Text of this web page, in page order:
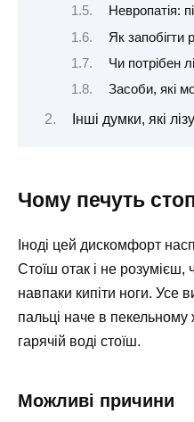
Невропатія:
Як запобігти
Чи потрібен
Засоби, які
Інші думки, які
Чому печуть
Іноді цей дискомфорт
Стоїш отак і не
навпаки кипіти ноги. Усе
пальці наче в пекельному
гарячій воді стоїш.
Можливі причини